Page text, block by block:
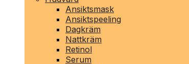
Ansiktsmask
Ansiktspeeling
Dagkräm
Nattkräm
Retinol
Serum